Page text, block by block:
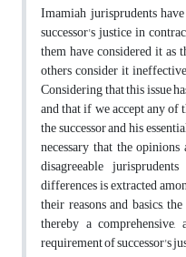
Imamiah jurisprudents
successor's justice in
them have considered it
others consider it
Considering that this issue
and that if we accept any of
the successor and his
necessary that the
disagreeable
differences is extracted
their reasons and basics,
thereby a
requirement of successor's